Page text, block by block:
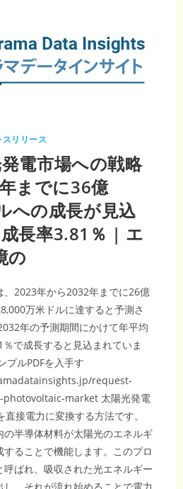
スリリース
電市場への戦略
までに36億
への成長が見込
長率3.81％ | エ
の
、2023年から2032年までに26億
万米ドルに達すると予測さ
年の予測期間にかけて年平均
で成長すると見込まれていま
プルPDFを入手す
request-
market 太陽光発電
直接電力に変換する方法です。
半導体材料が太陽光のエネルギ
ることで機能します。このプロ
ばれ、吸収された光エネルギー